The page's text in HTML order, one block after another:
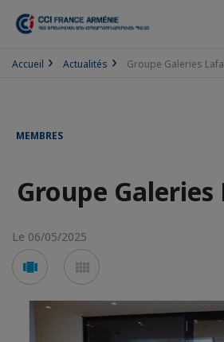
Accueil Actualités Groupe Galeries
MEMBRES
Groupe
Le 06/05/2025
Voir
en
carousel
en
mosaïque